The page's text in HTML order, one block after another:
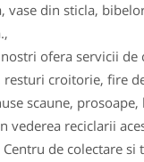
vase din sticla,
ofera servicii de
croitorie, fire
scaune,
vederea reciclarii
de colectare si